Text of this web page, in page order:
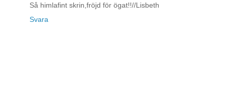
Så himlafint skrin,fröjd för ögat!!//Lisbeth
Svara